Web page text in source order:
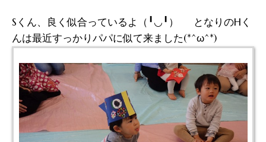
Sくん、良く似合っているよ（╹◡╹） となりのHく
んは最近すっかりパパに似て来ました(*^ω^*)